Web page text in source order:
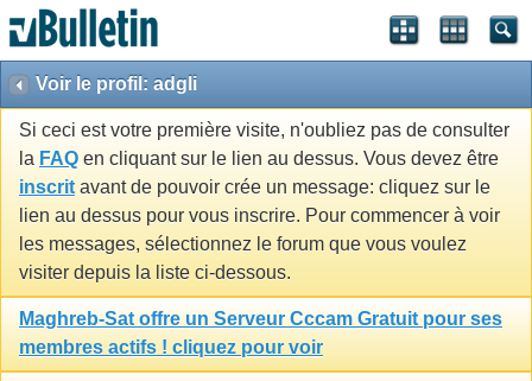
Voir le profil: adgli
Si ceci est votre première visite, n'oubliez pas de consulter
la FAQ en cliquant sur le lien au dessus. Vous devez être
inscrit avant de pouvoir crée un message: cliquez sur le
lien au dessus pour vous inscrire. Pour commencer à voir
les messages, sélectionnez le forum que vous voulez
visiter depuis la liste ci-dessous.
Maghreb-Sat offre un Serveur Cccam Gratuit pour ses
membres actifs ! cliquez pour voir